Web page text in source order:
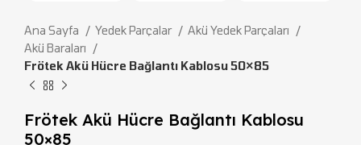
Ana Sayfa Yedek Parçalar
Akü Yedek Parçaları
Akü Baraları
Frötek Akü Hücre Bağlantı Kablosu 50×85
Frötek Akü Hücre Bağlantı Kablosu
50×85